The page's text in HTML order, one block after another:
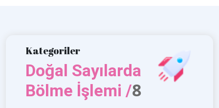
Kategoriler
Doğal Sayılarda
Bölme İşlemi /8